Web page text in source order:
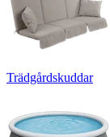
Trädgårdskuddar